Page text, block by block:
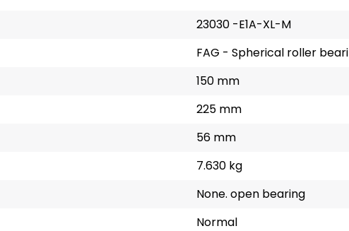
23030 -E1A-XL-M
FAG - Spherical roller
150 mm
225 mm
56 mm
7.630 kg
None. open bearing
Normal